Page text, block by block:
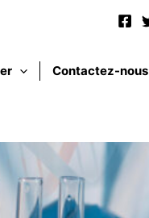
Contactez-nous